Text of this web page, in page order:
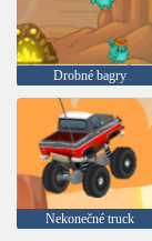
Drobné bagry
Nekonečné truck